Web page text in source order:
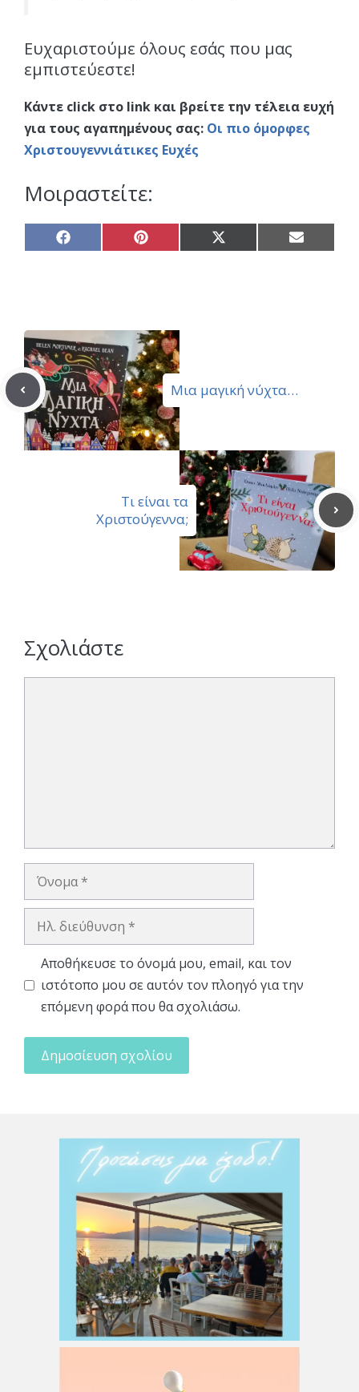
Ευχαριστούμε όλους εσάς που μας
εμπιστεύεστε!
Κάντε click στο link και βρείτε την τέλεια ευχή
για τους αγαπημένους σας: Οι πιο όμορφες
Χριστουγεννιάτικες Ευχές
Μοιραστείτε:
Share
on
Share
on
Share
on
Share
on
Μια μαγική νύχτα…
Τι είναι τα
Χριστούγεννα;
Σχολιάστε
Όνομα
Ηλ.
Αποθήκευσε το όνομά μου, email, και τον
ιστότοπο μου σε αυτόν τον πλοηγό για την
επόμενη φορά που θα σχολιάσω.